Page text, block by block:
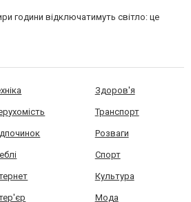
години відключатимуть світло: це
Здоров'я
Транспорт
Розваги
Спорт
Культура
Мода